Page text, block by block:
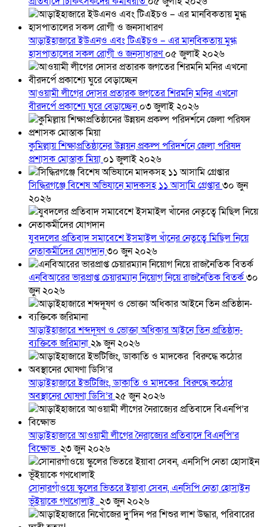
আড়াইহাজারে ইউএনও এবং টিএইচও – এর মানবিকতায় মুগ্ধ
হাসপাতালের সকল রোগী ও জনসাধারণ০৫ জুলাই ২০২৬
আওয়ামী লীগের দোসর প্রতারক জগতের শিরমনি মনির এখনো
বীরদর্পে প্রকাশ্যে ঘুরে বেড়াচ্ছেন০৩ জুলাই ২০২৬
কুমিল্লায় শিক্ষাপ্রতিষ্ঠানের উন্নয়ন প্রকল্প পরিদর্শনে জেলা পরিষদ
প্রশাসক মোস্তাক মিয়া ০১ জুলাই ২০২৬
সিদ্ধিরগঞ্জে বিশেষ অভিযানে মাদকসহ ১১ আসামি গ্রেপ্তার৩০ জুন
২০২৬
যুবদলের প্রতিবাদ সমাবেশে ইসমাইল খাঁনের নেতৃত্বে মিছিল নিয়ে
নেতাকর্মীদের যোগদান৩০ জুন ২০২৬
এনবিআরের ভারপ্রাপ্ত চেয়ারম্যান নিয়োগ নিয়ে রাজনৈতিক বিতর্ক৩০
জুন ২০২৬
আড়াইহাজারে শব্দদূষণ ও ভোক্তা অধিকার আইনে তিন প্রতিষ্ঠান-
ব্যক্তিকে জরিমানা২৯ জুন ২০২৬
আড়াইহাজারে ইভটিজিং, ডাকাতি ও মাদকের বিরুদ্ধে কঠোর
অবস্থানের ঘোষণা ডিসি’র২৫ জুন ২০২৬
আড়াইহাজারে আওয়ামী লীগের নৈরাজ্যের প্রতিবাদে বিএনপি’র
বিক্ষোভ ২৩ জুন ২০২৬
সোনারগাঁওয়ে স্কুলের ভিতরে ইয়াবা সেবন, এনসিপি নেতা হোসাইন
ভূঁইয়াকে গণধোলাই ২৩ জুন ২০২৬